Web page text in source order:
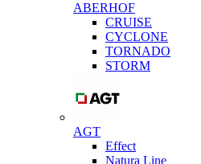
ABERHOF
CRUISE
CYCLONE
TORNADO
STORM
AGT
Effect
Natura Line